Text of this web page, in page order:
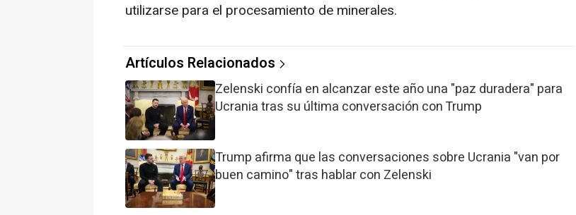
utilizarse para el procesamiento de minerales.
Artículos Relacionados
Zelenski confía en alcanzar este año una "paz duradera" para
Ucrania tras su última conversación con Trump
Trump afirma que las conversaciones sobre Ucrania "van por
buen camino" tras hablar con Zelenski